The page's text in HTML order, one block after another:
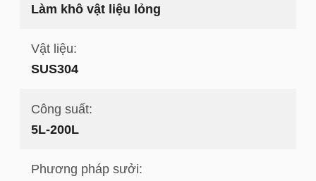
Làm khô vật liệu lỏng
Vật liệu:
SUS304
Công suất:
5L-200L
Phương pháp sưởi: